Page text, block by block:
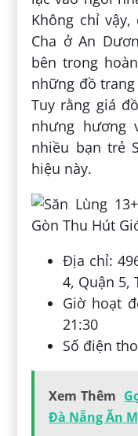
Không chỉ
Cha ở An
bên trong
những đồ
Tuy rằng giá
nhưng hương
nhiều bạn trẻ
hiệu này.
Địa chỉ:
4, Quận 5,
Giờ hoạt
21:30
Số điện
Xem Thêm
Đà Nẵng Ăn